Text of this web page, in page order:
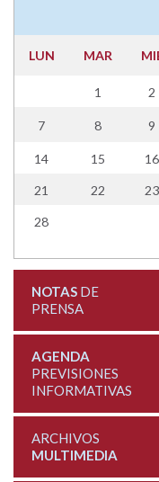
LUN MAR
1 2
7 8 9
14 15 16
21 22 23
28
NOTASDE
PRENSA
AGENDA
PREVISIONES
INFORMATIVAS
ARCHIVOS
MULTIMEDIA